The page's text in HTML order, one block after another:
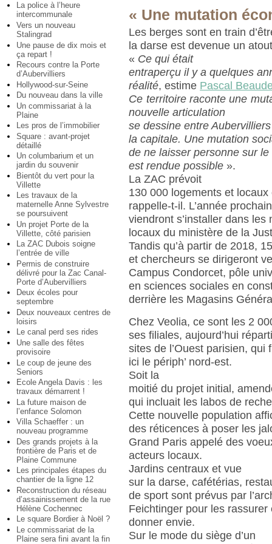
La police à l’heure
intercommunale
Vers un nouveau
Stalingrad
Une pause de dix mois et
ça repart !
Recours contre la Porte
d’Aubervilliers
Hollywood-sur-Seine
Du nouveau dans la ville
Un commissariat à la
Plaine
Les pros de l’immobilier
Square : avant-projet
détaillé
Un columbarium et un
jardin du souvenir
Bientôt du vert pour la
Villette
Les travaux de la
maternelle Anne Sylvestre
se poursuivent
Un projet Porte de la
Villette, côté parisien
La ZAC Dubois soigne
l’entrée de ville
Permis de construire
délivré pour la Zac Canal-
Porte d’Aubervilliers
Deux écoles pour
septembre
Deux nouveaux centres de
loisirs
Le canal perd ses rides
Une salle des fêtes
provisoire
Le coup de jeune des
Seniors
Ecole Angela Davis : les
travaux démarrent !
La future maison de
l’enfance Solomon
Villa Schaeffer : un
nouveau programme
Des grands projets à la
frontière de Paris et de
Plaine Commune
Les principales étapes du
chantier de la ligne 12
Reconstruction du réseau
d’assainissement de la rue
Hélène Cochennec
Le square Bordier à Noël ?
Le commissariat de la
Plaine sera fini avant la fin
« Une mutation
Les berges sont en train
la darse est devenue un
« Ce qui était
entraperçu il y a quelques
réalité, estime Pascal
Ce territoire raconte une
nouvelle articulation
se dessine entre
la capitale. Une mutation
de ne laisser personne sur le
est rendue possible ».
La ZAC prévoit
130 000 logements et locaux
rappelle-t-il. L’année
viendront s’installer dans les
locaux du ministère de la
Tandis qu’à partir de 2018,
et chercheurs se dirigeront
Campus Condorcet, pôle
en sciences sociales en
derrière les Magasins
Chez Veolia, ce sont les 2
ses filiales, aujourd’hui
sites de l’Ouest parisien, qui
ici le périph’ nord-est.
Soit la
moitié du projet initial,
qui incluait les labos de
Cette nouvelle population
des réticences à poser les
Grand Paris appelé des
acteurs locaux.
Jardins centraux et vue
sur la darse, cafétérias,
de sport sont prévus par
Feichtinger pour les rassurer
donner envie.
Sur le mode du siège d’un